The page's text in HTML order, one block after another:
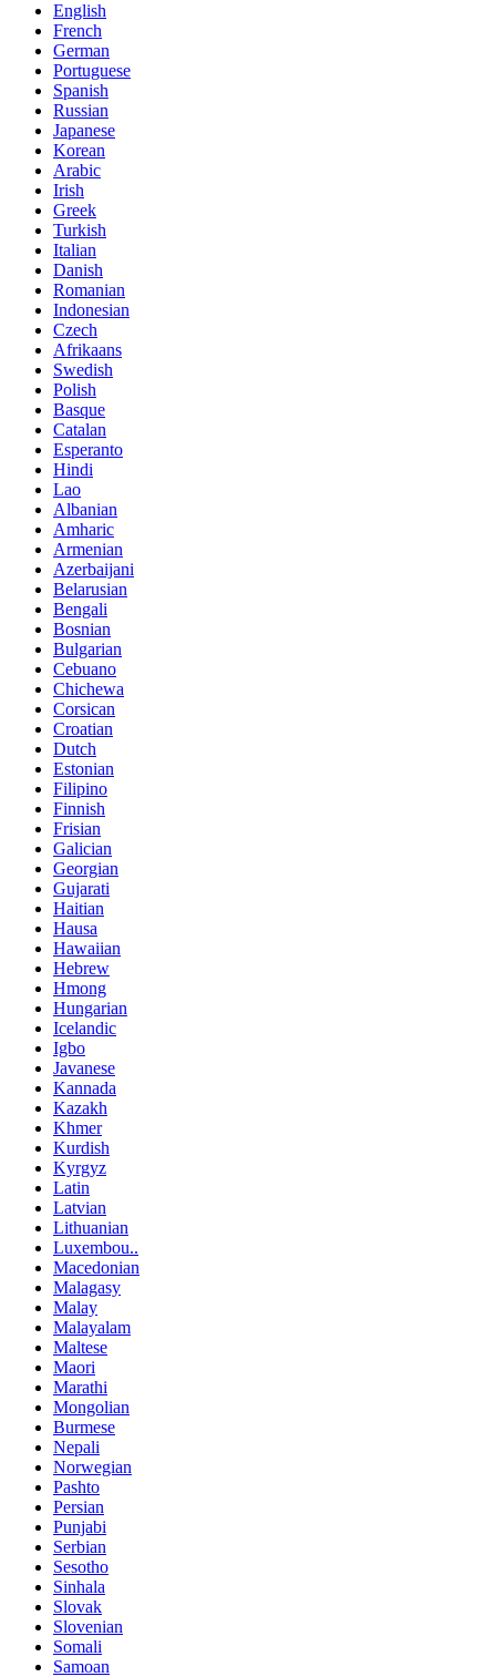
English
French
German
Portuguese
Spanish
Russian
Japanese
Korean
Arabic
Irish
Greek
Turkish
Italian
Danish
Romanian
Indonesian
Czech
Afrikaans
Swedish
Polish
Basque
Catalan
Esperanto
Hindi
Lao
Albanian
Amharic
Armenian
Azerbaijani
Belarusian
Bengali
Bosnian
Bulgarian
Cebuano
Chichewa
Corsican
Croatian
Dutch
Estonian
Filipino
Finnish
Frisian
Galician
Georgian
Gujarati
Haitian
Hausa
Hawaiian
Hebrew
Hmong
Hungarian
Icelandic
Igbo
Javanese
Kannada
Kazakh
Khmer
Kurdish
Kyrgyz
Latin
Latvian
Lithuanian
Luxembou..
Macedonian
Malagasy
Malay
Malayalam
Maltese
Maori
Marathi
Mongolian
Burmese
Nepali
Norwegian
Pashto
Persian
Punjabi
Serbian
Sesotho
Sinhala
Slovak
Slovenian
Somali
Samoan